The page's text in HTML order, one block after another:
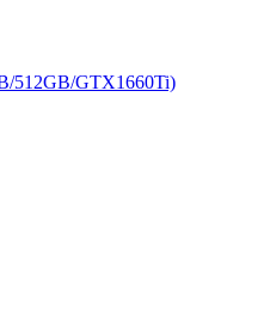
512GB/GTX1660Ti)